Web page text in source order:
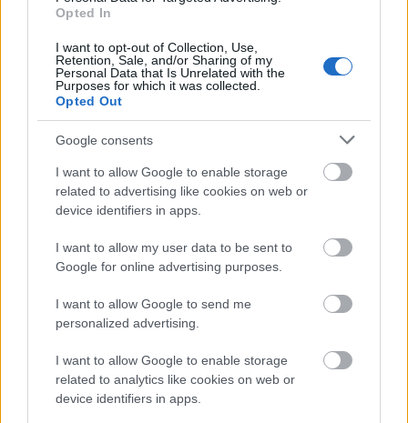
Opted In
I want to opt-out of Collection, Use,
Retention, Sale, and/or Sharing of my
Personal Data that Is Unrelated with the
Purposes for which it was collected.
Opted Out
Google consents
I want to allow Google to enable storage
related to advertising like cookies on web or
device identifiers in apps.
I want to allow my user data to be sent to
Google for online advertising purposes.
I want to allow Google to send me
personalized advertising.
I want to allow Google to enable storage
related to analytics like cookies on web or
device identifiers in apps.
Megosztás
Messengeren
keresőben könnyebben megtaláld a
glamour.hu cikkeit